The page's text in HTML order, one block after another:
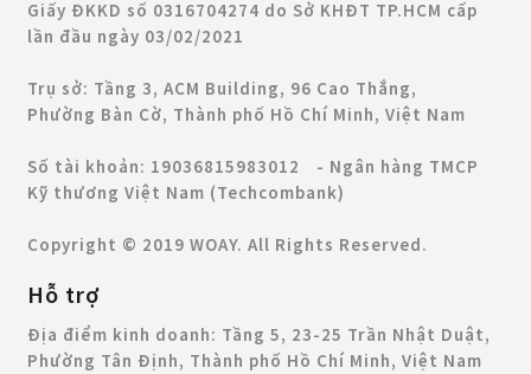
Giấy ĐKKD số 0316704274 do Sở KHĐT TP.HCM cấp
lần đầu ngày 03/02/2021
Trụ sở: Tầng 3, ACM Building, 96 Cao Thắng,
Phường Bàn Cờ, Thành phố Hồ Chí Minh, Việt Nam
Số tài khoản: 19036815983012 - Ngân hàng TMCP
Kỹ thương Việt Nam (Techcombank)
Copyright © 2019 WOAY. All Rights Reserved.
Hỗ trợ
Địa điểm kinh doanh: Tầng 5, 23-25 Trần Nhật Duật,
Phường Tân Định, Thành phố Hồ Chí Minh, Việt Nam